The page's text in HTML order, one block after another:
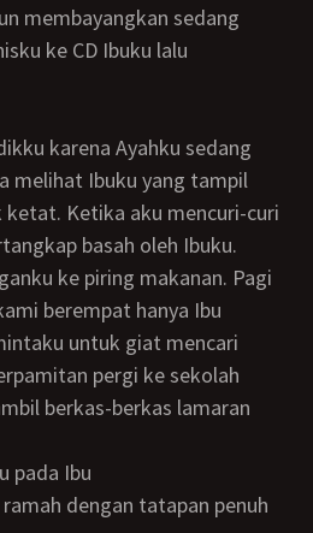
membayangkan sedang
ke CD Ibuku lalu
melihat Ibuku yang tampil
ketat. Ketika aku mencuri-curi
basah oleh Ibuku.
berempat hanya Ibu
untuk giat mencari
pergi ke sekolah
berkas-berkas lamaran
pada Ibu